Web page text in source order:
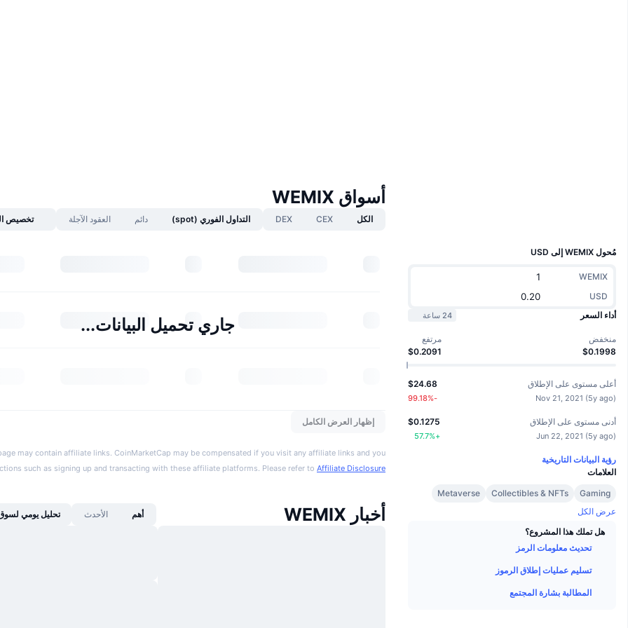
مُحول WEMIX إلى USD
WEMIX
USD
أداء السعر
24 ساعة
منخفض
$0.1998
مرتفع
$0.2091
أعلى مستوى على الإطلاق
Nov 21, 2021 (5y ago)
$24.68
-99.18
%
أدنى مستوى على الإطلاق
Jun 22, 2021 (5y ago)
$0.1275
+
57.7%
رؤية البيانات التاريخية
العلامات
Gaming
Collectibles & NFTs
Metaverse
عرض الكل
هل تملك هذا المشروع؟
تحديث معلومات الرمز
تسليم عمليات إطلاق الرموز
المطالبة بشارة المجتمع
أسواق WEMIX
الكل CEX
DEX التداول الفوري (spot) دائم العقود الآجلة تخصيص
جاري تحميل البيانات...
إظهار العرض الكامل
may contain affiliate links. CoinMarketCap may be compensated if you visit any affiliate links and you
such as signing up and transacting with these affiliate platforms. Please refer to Affiliate Disclosure
أخبار WEMIX أهم الأحدث تحليل يومي